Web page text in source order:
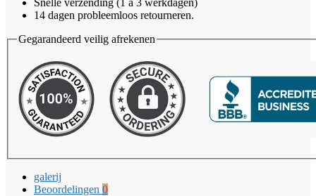
Snelle verzending (1 à 3 werkdagen)
14 dagen probleemloos retourneren.
Gegarandeerd veilig afrekenen
galerij
Beoordelingen 0